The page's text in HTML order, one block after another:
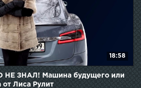
18:58
НЕ ЗНАЛ! Машина будущего или
Лиса Рулит